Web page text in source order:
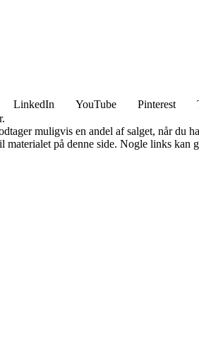
LinkedIn YouTube Pinterest
muligvis en andel af salget, når du
på denne side. Nogle links